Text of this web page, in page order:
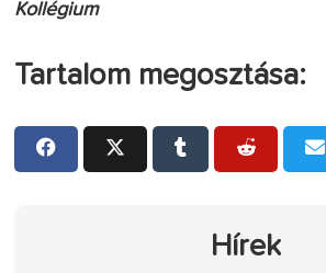
Kollégium
Tartalom megosztása:
Hírek